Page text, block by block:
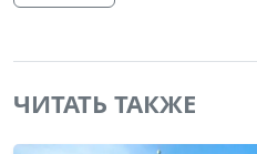
ЧИТАТЬ ТАКЖЕ